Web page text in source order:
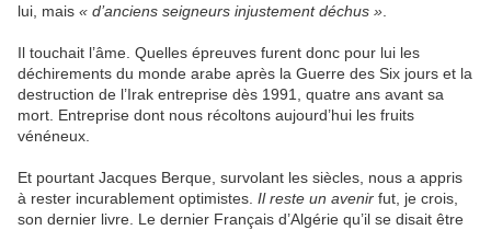
lui, mais « d’anciens seigneurs injustement déchus »
Il touchait l’âme. Quelles épreuves furent donc pour lui les
déchirements du monde arabe après la Guerre des Six jours et la
destruction de l’Irak entreprise dès 1991, quatre ans avant sa
mort. Entreprise dont nous récoltons aujourd’hui les fruits
vénéneux.
Et pourtant Jacques Berque, survolant les siècles, nous a appris
à rester incurablement optimistes. Il reste un avenir fut, je crois,
son dernier livre. Le dernier Français d’Algérie qu’il se disait être